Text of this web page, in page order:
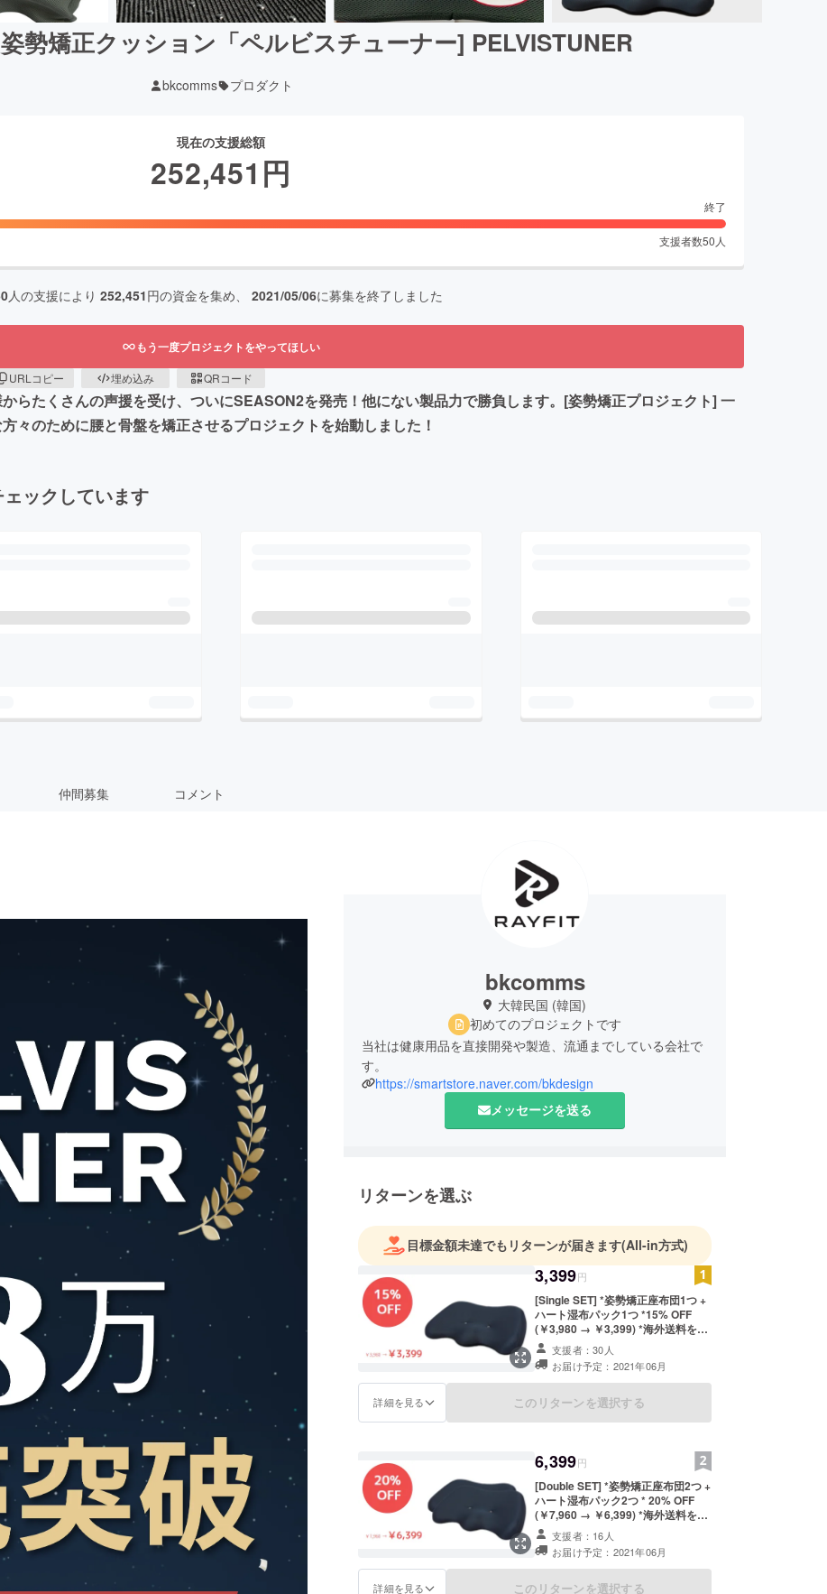
勢矯正クッション「ペルビスチューナー] PELVISTUNER
bkcomms プロダクト
現在の支援総額
252,451 円
終了
支援者数50 人
人の支援により 252,451円の資金を集め、 2021/05/06に募集を終了しました
もう一度プロジェクトをやってほしい
URLコピー 埋め込み QRコード
らたくさんの声援を受け、ついにSEASON2を発売！他にない製品力で勝負します。[姿勢矯正プロジェクト] 一
々のために腰と骨盤を矯正させるプロジェクトを始動しました！
ックしています
仲間募集 コメント
bkcomms
大韓民国 (韓国)
初めてのプロジェクトです
当社は健康用品を直接開発や製造、流通までしている会社で
す。
https://smartstore.naver.com/bkdesign
メッセージを送る
リターンを選ぶ
目標金額未達でもリターンが届きます(All-in方式)
3,399円
[Single SET] *姿勢矯正座布団1つ +
ハート湿布パック1つ *15% OFF
(￥3,980 → ￥3,399) *海外送料を含
む *発送開始日 2021.06~ *本プロ
ジェクトは海外案件のため日本消費
税が発生しません。
支援者：30人
お届け予定：2021年06月
詳細を見る このリターンを選択する
6,399円
[Double SET] *姿勢矯正座布団2つ +
ハート湿布パック2つ * 20% OFF
(￥7,960 → ￥6,399) *海外送料を含
む *発送開始日 2021.06~ *本プロ
ジェクトは海外案件のため日本消費
税が発生しません。
支援者：16人
お届け予定：2021年06月
詳細を見る このリターンを選択する